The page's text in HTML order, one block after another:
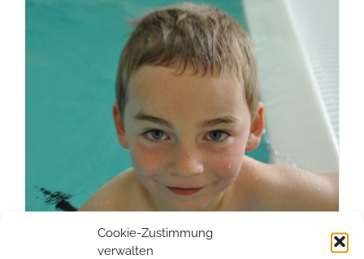
Cookie-Zustimmung
verwalten